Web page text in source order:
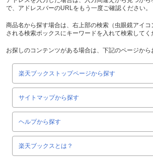
で、アドレスバーのURLをもう一度ご確認ください。
商品名から探す場合は、右上部の検索（虫眼鏡アイ
される検索ボックスにキーワードを入れて検索してく
お探しのコンテンツがある場合は、下記のページから
楽天ブックストップページから探す
サイトマップから探す
ヘルプから探す
楽天ブックスとは？